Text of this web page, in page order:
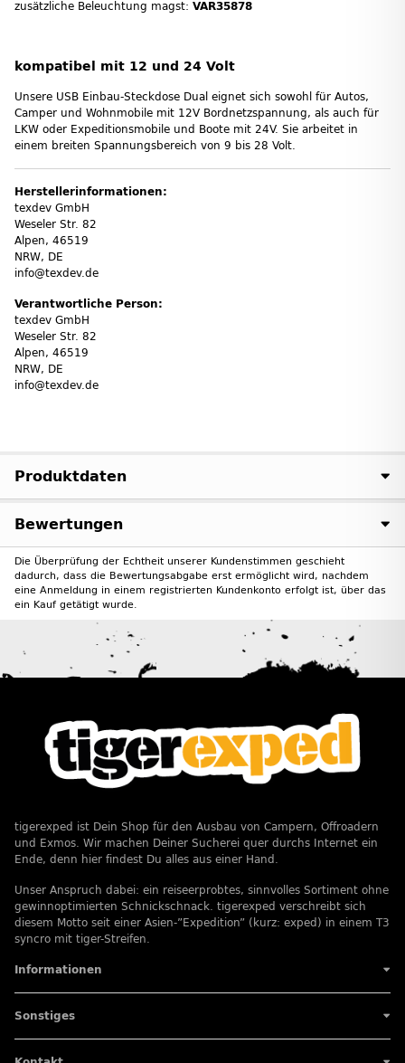
zusätzliche Beleuchtung magst: VAR35878
kompatibel mit 12 und 24 Volt
Unsere USB Einbau-Steckdose Dual eignet sich sowohl für Autos,
Camper und Wohnmobile mit 12V Bordnetzspannung, als auch für
LKW oder Expeditionsmobile und Boote mit 24V. Sie arbeitet in
einem breiten Spannungsbereich von 9 bis 28 Volt.
Herstellerinformationen:
texdev GmbH
Weseler Str. 82
Alpen, 46519
NRW, DE
info@texdev.de
Verantwortliche Person:
texdev GmbH
Weseler Str. 82
Alpen, 46519
NRW, DE
info@texdev.de
Produktdaten
Bewertungen
Die Überprüfung der Echtheit unserer Kundenstimmen geschieht
dadurch, dass die Bewertungsabgabe erst ermöglicht wird, nachdem
eine Anmeldung in einem registrierten Kundenkonto erfolgt ist, über das
ein Kauf getätigt wurde.
tigerexped ist Dein Shop für den Ausbau von Campern, Offroadern
und Exmos. Wir machen Deiner Sucherei quer durchs Internet ein
Ende, denn hier findest Du alles aus einer Hand.
Unser Anspruch dabei: ein reiseerprobtes, sinnvolles Sortiment ohne
gewinnoptimierten Schnickschnack. tigerexped verschreibt sich
diesem Motto seit einer Asien-”Expedition” (kurz: exped) in einem T3
syncro mit tiger-Streifen.
Informationen
Sonstiges